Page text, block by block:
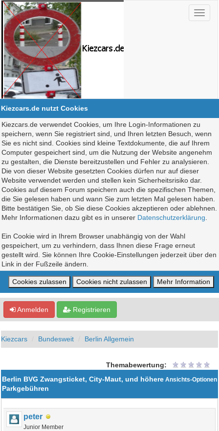
Kiezcars.de nutzt Cookies
Kiezcars.de verwendet Cookies, um Ihre Login-Informationen zu
speichern, wenn Sie registriert sind, und Ihren letzten Besuch, wenn
Sie es nicht sind. Cookies sind kleine Textdokumente, die auf Ihrem
Computer gespeichert sind, um die Nutzung der Website angenehm
zu gestalten, die Dienste bereitzustellen und Fehler zu analysieren.
Die von dieser Website gesetzten Cookies dürfen nur auf dieser
Website verwendet werden und stellen kein Sicherheitsrisiko dar.
Cookies auf diesem Forum speichern auch die spezifischen Themen,
die Sie gelesen haben und wann Sie zum letzten Mal gelesen haben.
Bitte bestätigen Sie, ob Sie diese Cookies akzeptieren oder ablehnen.
Mehr Informationen dazu gibt es in unserer Datenschutzerklärung
Ein Cookie wird in Ihrem Browser unabhängig von der Wahl
gespeichert, um zu verhindern, dass Ihnen diese Frage erneut
gestellt wird. Sie können Ihre Cookie-Einstellungen jederzeit über den
Link in der Fußzeile ändern.
Anmelden Registrieren
Kiezcars Bundesweit Berlin Allgemein
Themabewertung:
Ansichts-Optionen
Berlin BVG Zwangsticket, City-Maut, und höhere
Parkgebühren
peter
Junior Member